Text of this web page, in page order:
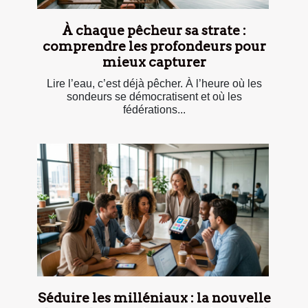
À chaque pêcheur sa strate :
comprendre les profondeurs pour
mieux capturer
Lire l’eau, c’est déjà pêcher. À l’heure où les
sondeurs se démocratisent et où les
fédérations...
Séduire les milléniaux : la nouvelle